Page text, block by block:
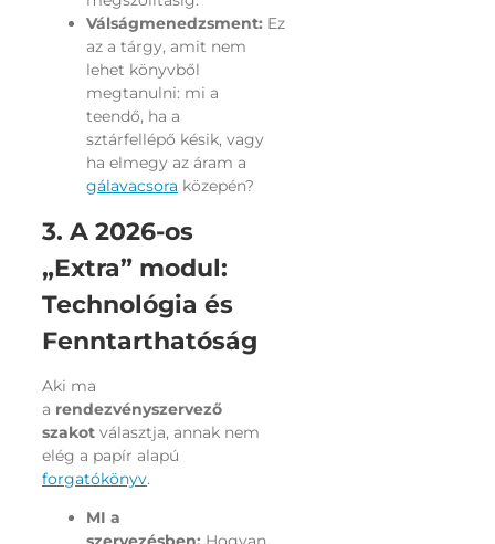
Válságmenedzsment: Ez
az a tárgy, amit nem
lehet könyvből
megtanulni: mi a
teendő, ha a
sztárfellépő késik, vagy
ha elmegy az áram a
gálavacsora közepén?
3. A 2026-os
„Extra” modul:
Technológia és
Fenntarthatóság
Aki ma
a rendezvényszervező
szakotválasztja, annak nem
elég a papír alapú
forgatókönyv.
MI a